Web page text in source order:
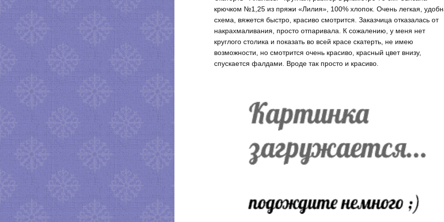
крючком №1,25 из пряжи «Лилия», 100% хлопок. Очень легкая,
схема, вяжется быстро, красиво смотрится. Заказчица отказалась от
накрахмаливания, просто отпаривала. К сожалению, у меня нет
круглого столика и показать во всей красе скатерть, не имею
возможности, но смотрится очень красиво, красный цвет внизу,
спускается фалдами. Вроде так просто и красиво.